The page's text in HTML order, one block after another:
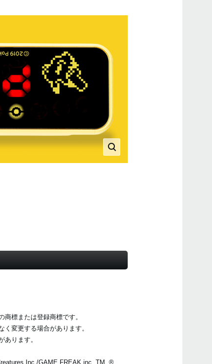
標または登録商標です。
変更する場合があります。
あります。
Inc./GAME FREAK inc. TM, ®,